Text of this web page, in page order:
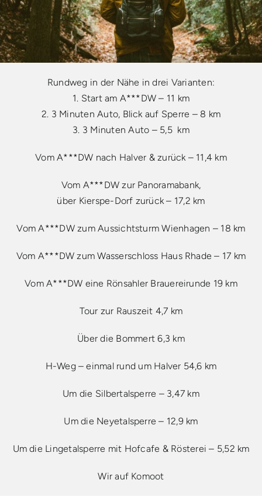
Rundweg in der Nähe in drei Varianten:
1. Start am A***DW – 11 km
2. 3 Minuten Auto, Blick auf Sperre – 8 km
3. 3 Minuten Auto – 5,5 km
Vom A***DW nach Halver & zurück – 11,4 km
Vom A***DW zur Panoramabank,
über Kierspe-Dorf zurück – 17,2 km
Vom A***DW zum Aussichtsturm Wienhagen – 18 km
Vom A***DW zum Wasserschloss Haus Rhade – 17 km
Vom A***DW eine Rönsahler Brauereirunde 19 km
Tour zur Rauszeit 4,7 km
Über die Bommert 6,3 km
H-Weg – einmal rund um Halver 54,6 km
Um die Silbertalsperre – 3,47 km
Um die Neyetalsperre – 12,9 km
Um die Lingetalsperre mit Hofcafe & Rösterei – 5,52 km
Wir auf Komoot